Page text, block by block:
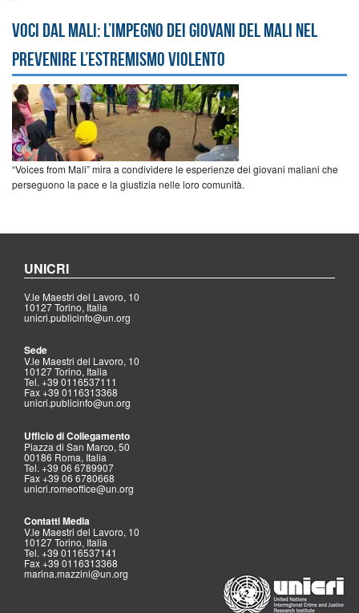
Voci dal Mali: l’impegno dei giovani del Mali nel
prevenire l’estremismo violento
“Voices from Mali” mira a condividere le esperienze dei giovani maliani che
perseguono la pace e la giustizia nelle loro comunità.
UNICRI
V.le Maestri del Lavoro, 10
10127 Torino, Italia
unicri.publicinfo@un.org
Sede
V.le Maestri del Lavoro, 10
10127 Torino, Italia
Tel. +39 0116537111
Fax +39 0116313368
unicri.publicinfo@un.org
Ufficio di Collegamento
Piazza di San Marco, 50
00186 Roma, Italia
Tel. +39 06 6789907
Fax +39 06 6780668
unicri.romeoffice@un.org
Contatti Media
V.le Maestri del Lavoro, 10
10127 Torino, Italia
Tel. +39 0116537141
Fax +39 0116313368
marina.mazzini@un.org